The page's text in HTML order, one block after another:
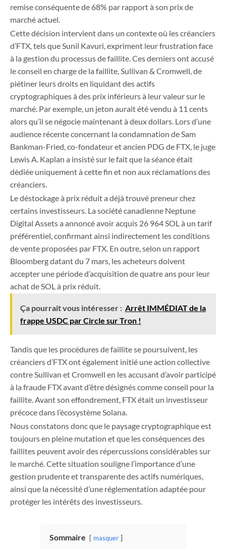
remise conséquente de 68% par rapport à son prix de
marché actuel.
Cette décision intervient dans un contexte où les créanciers
d’FTX, tels que Sunil Kavuri, expriment leur frustration face
à la gestion du processus de faillite. Ces derniers ont accusé
le conseil en charge de la faillite, Sullivan & Cromwell, de
piétiner leurs droits en liquidant des actifs
cryptographiques à des prix inférieurs à leur valeur sur le
marché. Par exemple, un jeton aurait été vendu à 11 cents
alors qu’il se négocie maintenant à deux dollars. Lors d’une
audience récente concernant la condamnation de Sam
Bankman-Fried, co-fondateur et ancien PDG de FTX, le juge
Lewis A. Kaplan a insisté sur le fait que la séance était
dédiée uniquement à cette fin et non aux réclamations des
créanciers.
Le déstockage à prix réduit a déjà trouvé preneur chez
certains investisseurs. La société canadienne Neptune
Digital Assets a annoncé avoir acquis 26 964 SOL à un tarif
préférentiel, confirmant ainsi indirectement les conditions
de vente proposées par FTX. En outre, selon un rapport
Bloomberg datant du 7 mars, les acheteurs doivent
accepter une période d’acquisition de quatre ans pour leur
achat de SOL à prix réduit.
Ça pourrait vous intéresser : Arrêt IMMÉDIAT de la
frappe USDC par Circle sur Tron !
Tandis que les procédures de faillite se poursuivent, les
créanciers d’FTX ont également initié une action collective
contre Sullivan et Cromwell en les accusant d’avoir participé
à la fraude FTX avant d’être désignés comme conseil pour la
faillite. Avant son effondrement, FTX était un investisseur
précoce dans l’écosystème Solana.
Nous constatons donc que le paysage cryptographique est
toujours en pleine mutation et que les conséquences des
faillites peuvent avoir des répercussions considérables sur
le marché. Cette situation souligne l’importance d’une
gestion prudente et transparente des actifs numériques,
ainsi que la nécessité d’une réglementation adaptée pour
protéger les intérêts des investisseurs.
Sommaire masquer